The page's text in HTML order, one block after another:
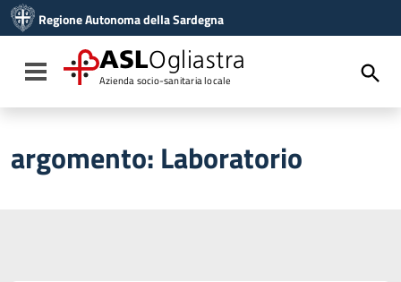
Vai al menu di navigazione
Vai al footer
Regione Autonoma della Sardegna
Toggle navigation
ASLOgliastra
Azienda socio-sanitaria locale
argomento: Laboratorio